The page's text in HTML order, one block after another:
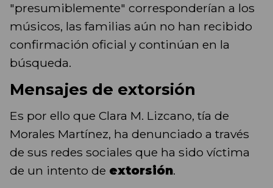
"presumiblemente" corresponderían a los
músicos, las familias aún no han recibido
confirmación oficial y continúan en la
búsqueda.
Mensajes de extorsión
Es por ello que Clara M. Lizcano, tía de
Morales Martínez, ha denunciado a través
de sus redes sociales que ha sido víctima
de un intento de extorsión.